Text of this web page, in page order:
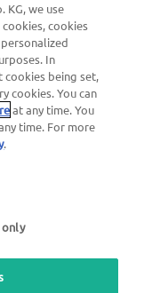
di utilizzo
KG, we use
cookies
In
cookies being set,
cookies. You can
at any time. You
time. For more
.
only